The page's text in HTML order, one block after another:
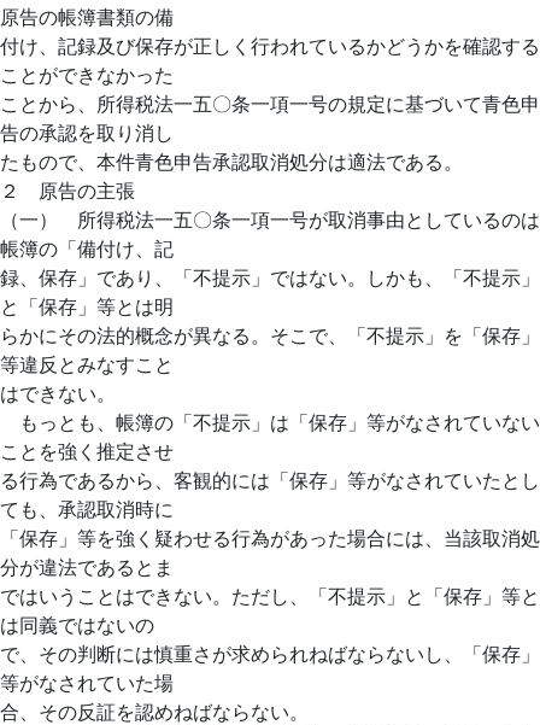
原告の帳簿書類の備
付け、記録及び保存が正しく行われているかどうかを確認する
ことができなかった
ことから、所得税法一五〇条一項一号の規定に基づいて青色申
告の承認を取り消し
たもので、本件青色申告承認取消処分は適法である。
２ 原告の主張
（一） 所得税法一五〇条一項一号が取消事由としているのは
帳簿の「備付け、記
録、保存」であり、「不提示」ではない。しかも、「不提示」
と「保存」等とは明
らかにその法的概念が異なる。そこで、「不提示」を「保存」
等違反とみなすこと
はできない。
もっとも、帳簿の「不提示」は「保存」等がなされていない
ことを強く推定させ
る行為であるから、客観的には「保存」等がなされていたとし
ても、承認取消時に
「保存」等を強く疑わせる行為があった場合には、当該取消処
分が違法であるとま
ではいうことはできない。ただし、「不提示」と「保存」等と
は同義ではないの
で、その判断には慎重さが求められねばならないし、「保存」
等がなされていた場
合、その反証を認めねばならない。